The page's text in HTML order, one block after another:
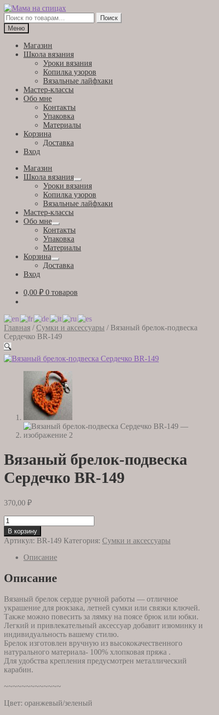
Перейти
к
навигации
Перейти
к
содержимому
Искать:
Поиск
Меню
Магазин
Школа вязания
Уроки вязания
Копилка узоров
Вязальные лайфхаки
Мастер-классы
Обо мне
Контакты
Упаковка
Материалы
Корзина
Доставка
Вход
Магазин
Школа вязания
Развернутое
вложенное
меню
Уроки вязания
Копилка узоров
Вязальные лайфхаки
Мастер-классы
Обо мне
Развернутое
вложенное
меню
Контакты
Упаковка
Материалы
Корзина
Развернутое
вложенное
Доставка
Вход
0,00 ₽ 0 товаров
Главная /Сумки и аксессуары / Вязаный брелок-подвеска
Сердечко BR-149
🔍
Вязаный брелок-подвеска
Сердечко BR-149
370,00 ₽
Количество
товара
Вязаный
брелок-
подвеска
Сердечко
BR-
149
В корзину
Артикул: BR-149 Категория: Сумки и аксессуары
Описание
Описание
Вязаный брелок сердце ручной работы — отличное
украшение для рюкзака, летней сумки или связки ключей.
Также можно повесить за лямку на поясе брюк или юбки.
Легкий и привлекательный аксессуар добавит изюминку и
индивидуальность вашему стилю.
Брелок изготовлен вручную из высококачественного
натурального материала- 100% хлопковая пряжа .
Для удобства крепления предусмотрен металлический
карабин.
~~~~~~~~~~~~~
Цвет: оранжевый/зеленый